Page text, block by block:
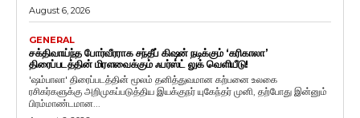
August 6, 2026
GENERAL
சக்திவாய்ந்த போர்வீரராக சந்தீப் கிஷன் நடிக்கும் ‘கரிகாலா’
திரைப்படத்தின் மிரளவைக்கும் ஃபர்ஸ்ட் லுக் வெளியீடு!
'ஷம்பாலா' திரைப்படத்தின் மூலம் தனித்துவமான கற்பனை உலகை
ரசிகர்களுக்கு அறிமுகப்படுத்திய இயக்குநர் யுகேந்தர் முனி, தற்போது இன்னும்
பிரம்மாண்டமான...